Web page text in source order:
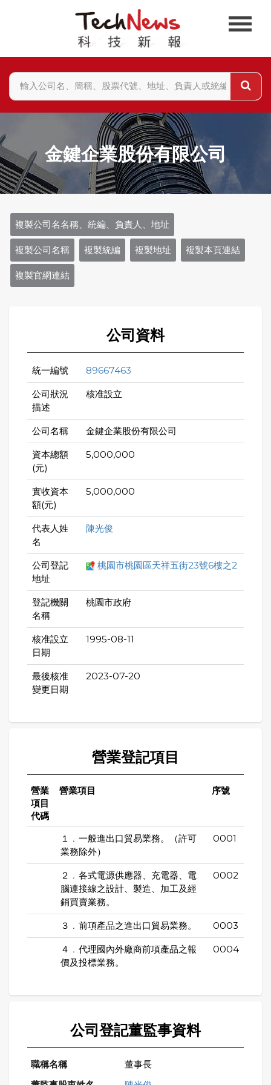
金鍵企業股份有限公司
複製公司名名稱、統編、負責人、地址
複製公司名稱 複製統編 複製地址 複製本頁連結
複製官網連結
公司資料
統一編號 89667463
公司狀況
描述
核准設立
公司名稱 金鍵企業股份有限公司
資本總額
(元)
5,000,000
實收資本
額(元)
5,000,000
代表人姓
名
陳光俊
公司登記
地址
桃園市桃園區天祥五街23號6樓之2
登記機關
名稱
桃園市政府
核准設立
日期
1995-08-11
最後核准
變更日期
2023-07-20
營業登記項目
營業
項目
代碼
營業項目 序號
１﹒一般進出口貿易業務。（許可
業務除外）
0001
２﹒各式電源供應器、充電器、電
腦連接線之設計、製造、加工及經
銷買賣業務。
0002
３﹒前項產品之進出口貿易業務。 0003
４﹒代理國內外廠商前項產品之報
價及投標業務。
0004
公司登記董監事資料
董事長